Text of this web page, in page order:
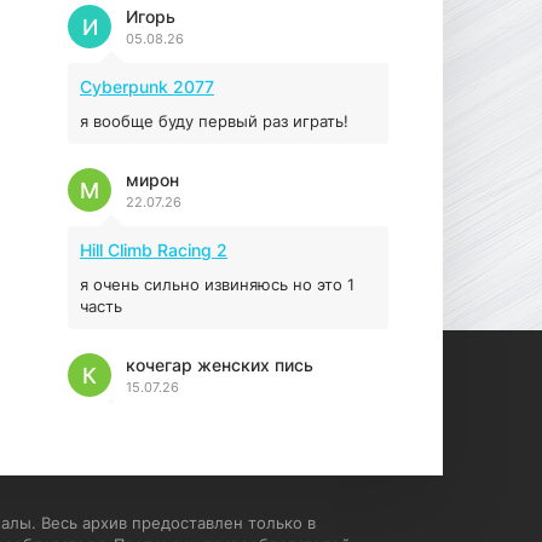
Prey
16.95 ГБ
Игорь
05.08.26
И
Cyberpunk 2077
я вообще буду первый раз играть!
мирон
22.07.26
М
Hill Climb Racing 2
я очень сильно извиняюсь но это 1
часть
кочегар женских пись
15.07.26
К
напишите блять на пк с
Весь архив предоставлен только в